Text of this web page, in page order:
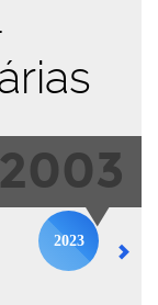
2003
2023